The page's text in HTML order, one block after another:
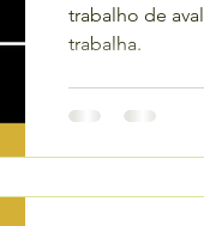
trabalho de
trabalha.